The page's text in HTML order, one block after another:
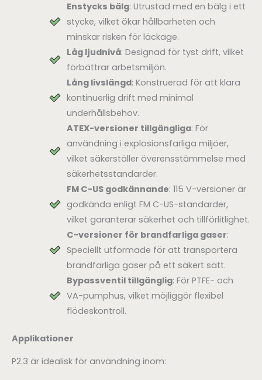
Enstycks bälg: Utrustad med en bälg i ett
stycke, vilket ökar hållbarheten och
minskar risken för läckage.
Låg ljudnivå: Designad för tyst drift, vilket
förbättrar arbetsmiljön.
Lång livslängd: Konstruerad för att klara
kontinuerlig drift med minimal
underhållsbehov.
ATEX-versioner tillgängliga: För
användning i explosionsfarliga miljöer,
vilket säkerställer överensstämmelse med
säkerhetsstandarder.
FM C-US godkännande: 115 V-versioner är
godkända enligt FM C-US-standarder,
vilket garanterar säkerhet och tillförlitlighet.
C-versioner för brandfarliga gaser:
Speciellt utformade för att transportera
brandfarliga gaser på ett säkert sätt.
Bypassventil tillgänglig: För PTFE- och
VA-pumphus, vilket möjliggör flexibel
flödeskontroll.
Applikationer
P2.3 är idealisk för användning inom: